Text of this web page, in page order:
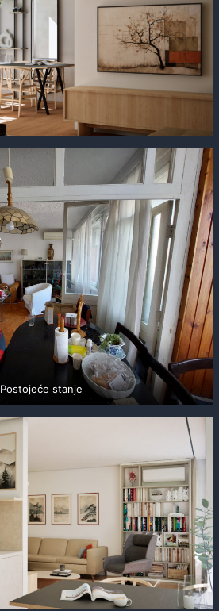
Postojeće stanje